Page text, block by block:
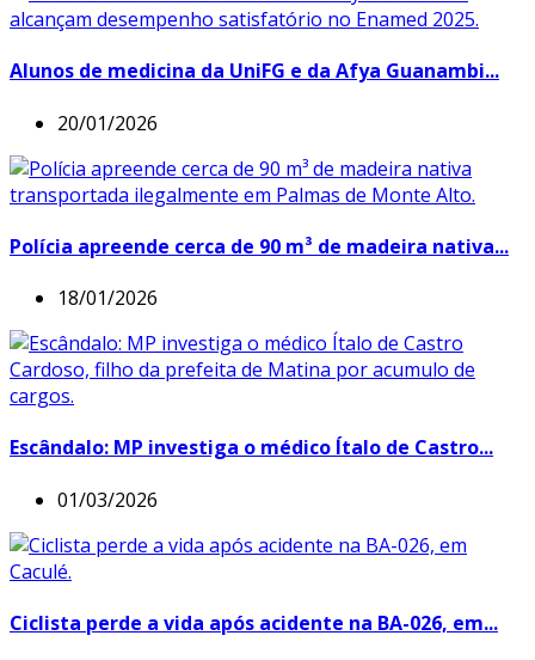
Alunos de medicina da UniFG e da Afya Guanambi...
20/01/2026
Polícia apreende cerca de 90 m³ de madeira nativa...
18/01/2026
Escândalo: MP investiga o médico Ítalo de Castro...
01/03/2026
Ciclista perde a vida após acidente na BA-026, em...